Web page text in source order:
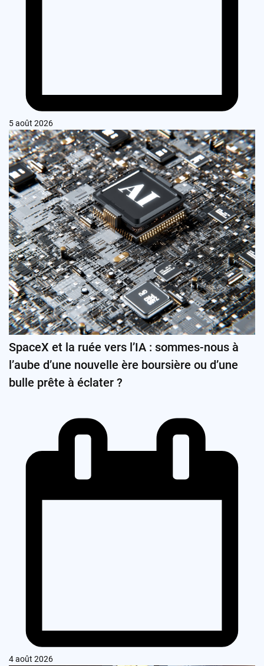
5 août 2026
SpaceX et la ruée vers l’IA : sommes-nous à
l’aube d’une nouvelle ère boursière ou d’une
bulle prête à éclater ?
4 août 2026